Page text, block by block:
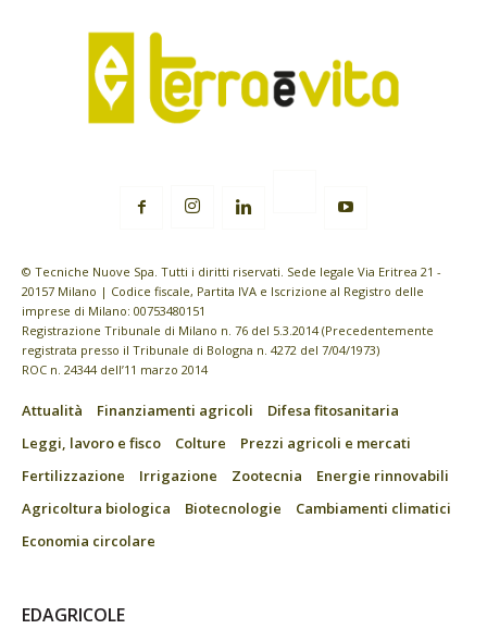
© Tecniche Nuove Spa. Tutti i diritti riservati. Sede legale Via Eritrea 21 -
20157 Milano | Codice fiscale, Partita IVA e Iscrizione al Registro delle
imprese di Milano: 00753480151
Registrazione Tribunale di Milano n. 76 del 5.3.2014 (Precedentemente
registrata presso il Tribunale di Bologna n. 4272 del 7/04/1973)
ROC n. 24344 dell’11 marzo 2014
Attualità Finanziamenti agricoli
Difesa fitosanitaria
Leggi, lavoro e fisco
Colture
Prezzi agricoli e mercati
Fertilizzazione
Irrigazione Zootecnia
Energie rinnovabili
Agricoltura biologica
Biotecnologie
Cambiamenti climatici
Economia circolare
EDAGRICOLE